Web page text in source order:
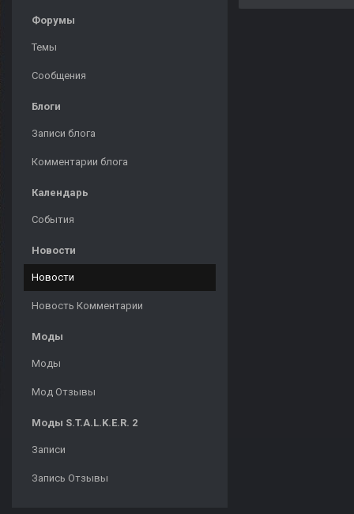
Форумы
Темы
Сообщения
Блоги
Записи блога
Комментарии блога
Календарь
События
Новости
Новости
Новость Комментарии
Моды
Моды
Мод Отзывы
Моды S.T.A.L.K.E.R. 2
Записи
Запись Отзывы